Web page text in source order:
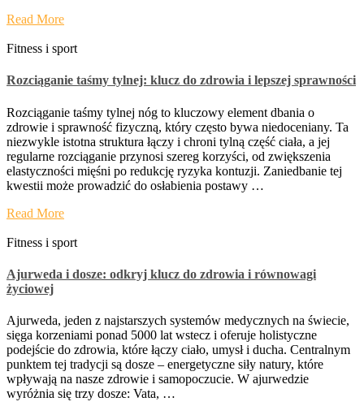
Read More
Fitness i sport
Rozciąganie taśmy tylnej: klucz do zdrowia i lepszej sprawności
Rozciąganie taśmy tylnej nóg to kluczowy element dbania o
zdrowie i sprawność fizyczną, który często bywa niedoceniany. Ta
niezwykle istotna struktura łączy i chroni tylną część ciała, a jej
regularne rozciąganie przynosi szereg korzyści, od zwiększenia
elastyczności mięśni po redukcję ryzyka kontuzji. Zaniedbanie tej
kwestii może prowadzić do osłabienia postawy …
Read More
Fitness i sport
Ajurweda i dosze: odkryj klucz do zdrowia i równowagi
życiowej
Ajurweda, jeden z najstarszych systemów medycznych na świecie,
sięga korzeniami ponad 5000 lat wstecz i oferuje holistyczne
podejście do zdrowia, które łączy ciało, umysł i ducha. Centralnym
punktem tej tradycji są dosze – energetyczne siły natury, które
wpływają na nasze zdrowie i samopoczucie. W ajurwedzie
wyróżnia się trzy dosze: Vata, …